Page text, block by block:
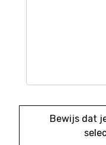
Bewijs dat